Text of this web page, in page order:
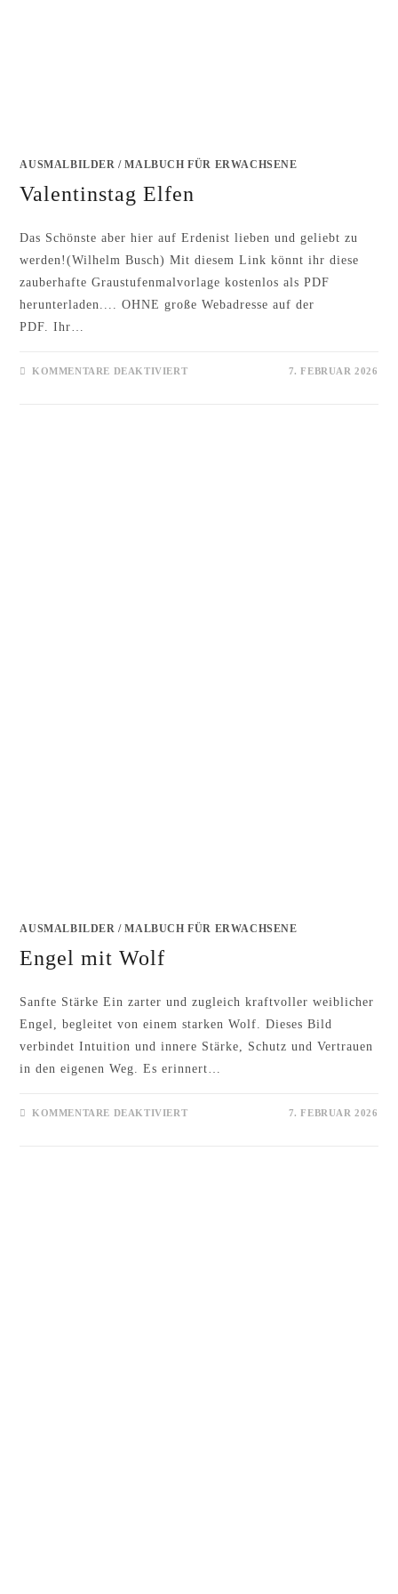
AUSMALBILDER /MALBUCH FÜR ERWACHSENE
Valentinstag Elfen
Das Schönste aber hier auf Erdenist lieben und geliebt zu
werden!(Wilhelm Busch) Mit diesem Link könnt ihr diese
zauberhafte Graustufenmalvorlage kostenlos als PDF
herunterladen.... OHNE große Webadresse auf der
PDF. Ihr…
KOMMENTARE DEAKTIVIERTFÜR
7. FEBRUAR 2026
AUSMALBILDER /MALBUCH FÜR ERWACHSENE
Engel mit Wolf
Sanfte Stärke Ein zarter und zugleich kraftvoller weiblicher
Engel, begleitet von einem starken Wolf. Dieses Bild
verbindet Intuition und innere Stärke, Schutz und Vertrauen
in den eigenen Weg. Es erinnert…
KOMMENTARE DEAKTIVIERTFÜR
7. FEBRUAR 2026